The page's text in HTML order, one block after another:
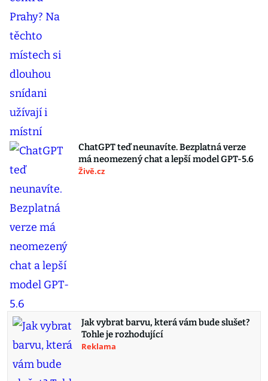
ChatGPT teď neunavíte. Bezplatná verze
má neomezený chat a lepší model GPT-5.6
Živě.cz
Jak vybrat barvu, která vám bude slušet?
Tohle je rozhodující
Reklama